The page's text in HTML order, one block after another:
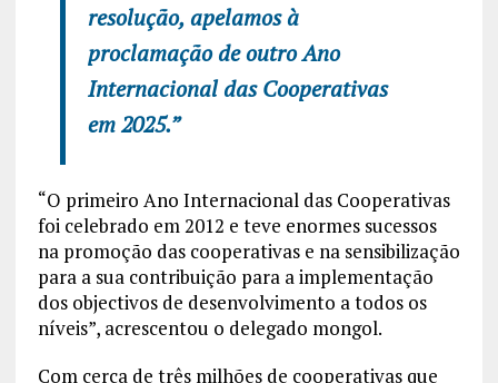
resolução, apelamos à
proclamação de outro Ano
Internacional das Cooperativas
em 2025.”
“O primeiro Ano Internacional das Cooperativas
foi celebrado em 2012 e teve enormes sucessos
na promoção das cooperativas e na sensibilização
para a sua contribuição para a implementação
dos objectivos de desenvolvimento a todos os
níveis”, acrescentou o delegado mongol.
Com cerca de três milhões de cooperativas que